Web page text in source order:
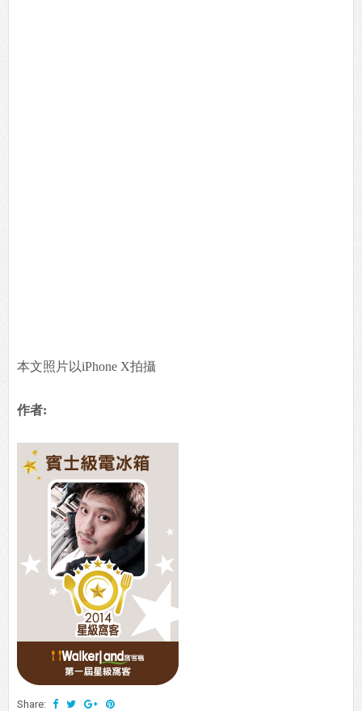
本文照片以iPhone X拍攝
作者:
Share: